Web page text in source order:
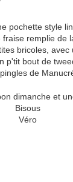
pochette style
fraise remplie de
bricoles, avec
p'tit bout de
de
dimanche et
Bisous
Véro